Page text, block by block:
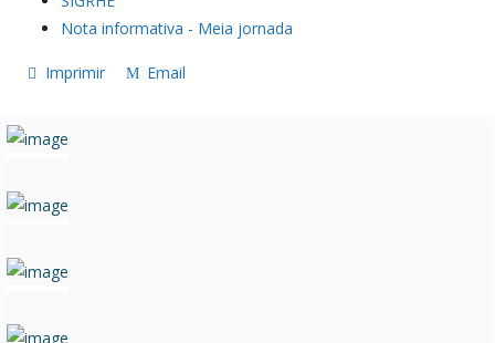
Nota informativa - Meia jornada
Imprimir Email